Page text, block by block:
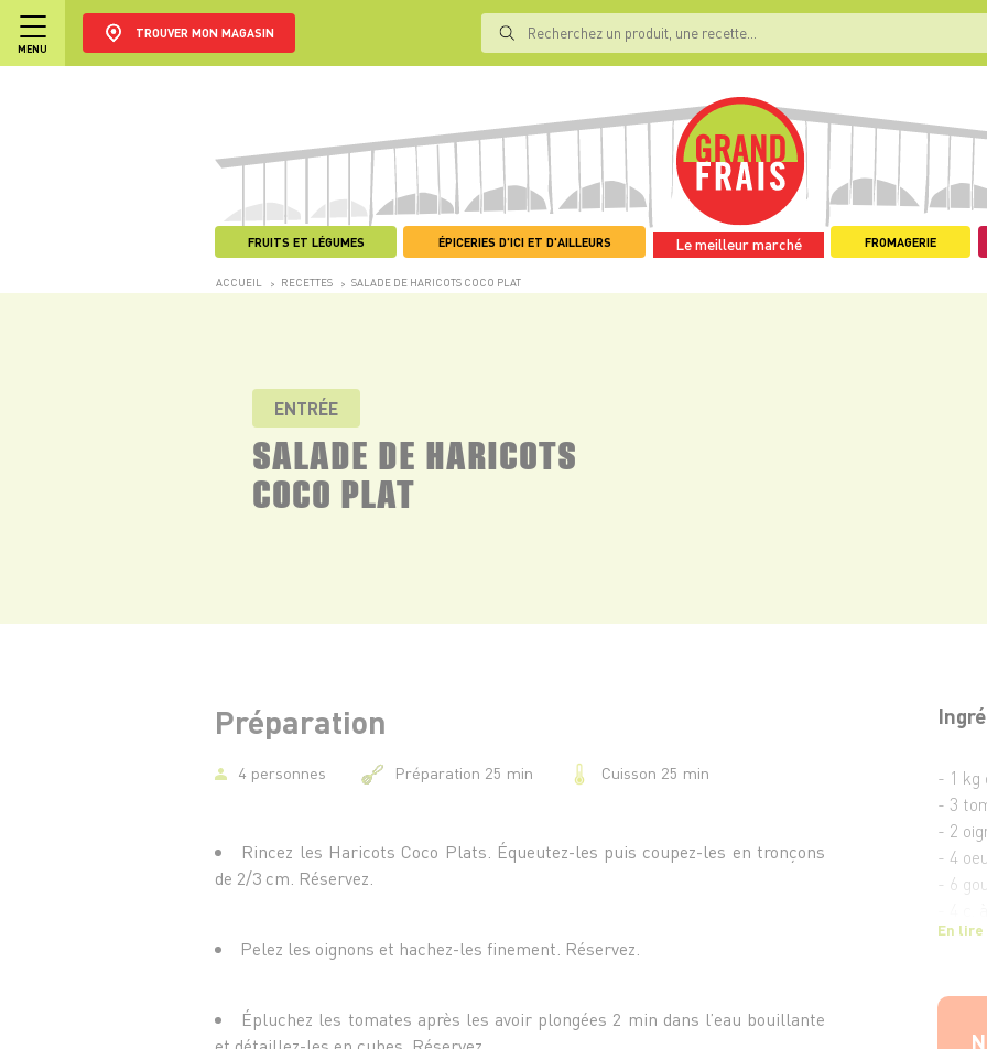
MENU
TROUVER MON MAGASIN
FRUITS ET LÉGUMES ÉPICERIES D'ICI ET D'AILLEURS Le meilleur marché FROMAGERIE
ACCUEIL > RECETTES > SALADE DE HARICOTS COCO PLAT
ENTRÉE
SALADE DE HARICOTS
COCO PLAT
- 1 kg
- 3
- 2
- 4
- 6
- Sel
En
Préparation
4 personnes Préparation 25 min Cuisson 25 min
Rincez les Haricots Coco Plats. Équeutez-les puis coupez-les en tronçons
de 2/3 cm. Réservez.
Pelez les oignons et hachez-les finement. Réservez.
Épluchez les tomates après les avoir plongées 2 min dans l’eau bouillante